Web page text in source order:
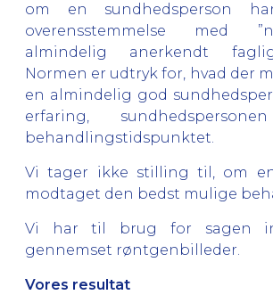
om en sundhedsperson
overensstemmelse med
almindelig anerkendt
Normen er udtryk for, hvad der
en almindelig god
erfaring,
behandlingstidspunktet.
Vi tager ikke stilling til, om
modtaget den bedst mulige
Vi har til brug for sagen
gennemset røntgenbilleder.
Vores resultat